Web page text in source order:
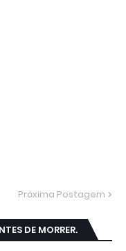
Próxima Postagem
DE MORRER.